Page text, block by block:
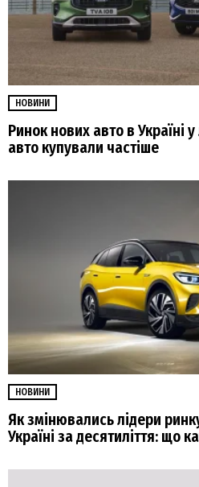
НОВИНИ
Ринок нових авто в Україні
авто купували частіше
НОВИНИ
Як змінювались лідери
Україні за десятиліття: що